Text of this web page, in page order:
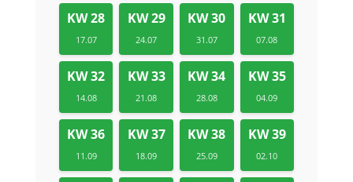
KW 28
17.07
KW 29
24.07
KW 30
31.07
KW 31
07.08
KW 32
14.08
KW 33
21.08
KW 34
28.08
KW 35
04.09
KW 36
11.09
KW 37
18.09
KW 38
25.09
KW 39
02.10